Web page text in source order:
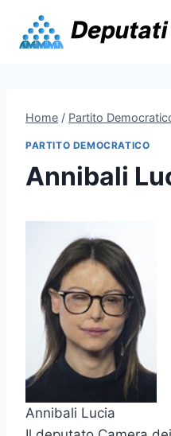
content
Home / Partito
PARTITO DEMOCRATICO
Annibali
Annibali Lucia